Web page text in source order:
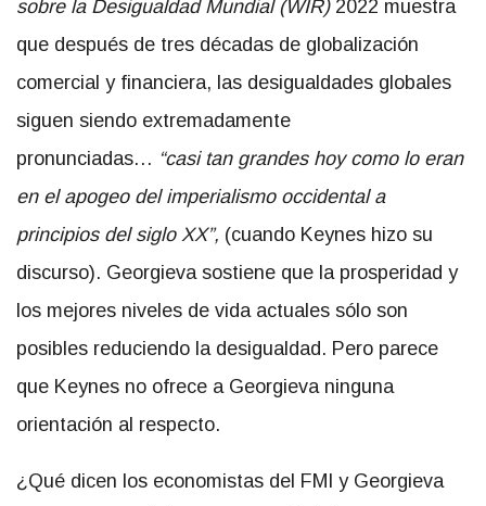
sobre la Desigualdad Mundial (WIR)2022 muestra
que después de tres décadas de globalización
comercial y financiera, las desigualdades globales
siguen siendo extremadamente
pronunciadas… “casi tan grandes hoy como lo eran
en el apogeo del imperialismo occidental a
principios del siglo XX”, (cuando Keynes hizo su
discurso). Georgieva sostiene que la prosperidad y
los mejores niveles de vida actuales sólo son
posibles reduciendo la desigualdad. Pero parece
que Keynes no ofrece a Georgieva ninguna
orientación al respecto.
¿Qué dicen los economistas del FMI y Georgieva